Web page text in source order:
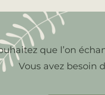
que l’on
Vous avez besoin